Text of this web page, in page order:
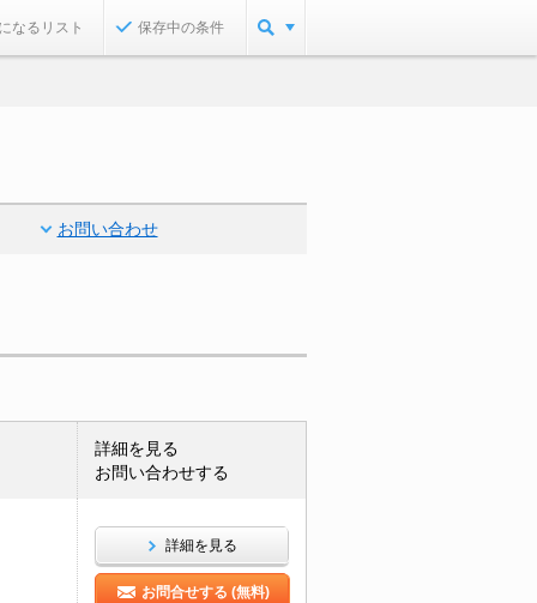
なるリスト 保存中の条件
お問い合わせ
詳細を見る
お問い合わせする
詳細を見る
お問合せする (無料)